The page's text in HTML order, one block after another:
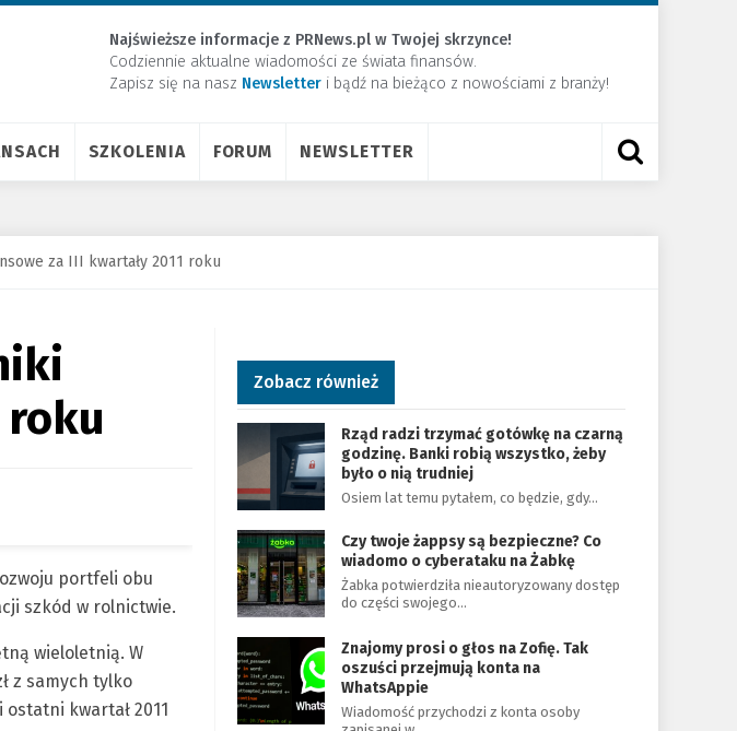
Najświeższe informacje z PRNews.pl w Twojej skrzynce!
Codziennie aktualne wiadomości ze świata finansów.
Zapisz się na nasz Newsletter ​i bądź na bieżąco z nowościami z branży!
SZKOLENIA FORUM NEWSLETTER
za III kwartały 2011 roku
roku
portfeli obu
szkód w rolnictwie.
wieloletnią. W
z samych tylko
kwartał 2011
Zobacz również
Rząd radzi trzymać gotówkę na czarną
godzinę. Banki robią wszystko, żeby
było o nią trudniej
Osiem lat temu pytałem, co będzie, gdy…
Czy twoje żappsy są bezpieczne? Co
wiadomo o cyberataku na Żabkę
Żabka potwierdziła nieautoryzowany dostęp
do części swojego…
Znajomy prosi o głos na Zofię. Tak
oszuści przejmują konta na
WhatsAppie
Wiadomość przychodzi z konta osoby